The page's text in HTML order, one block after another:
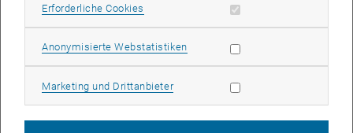
Laufzeit: 05/2025 - 09/2025
Auftraggeber: Traffic-visions s.r.o.
2024
Erforderliche Cookies Erforderliche Cookies zulassen
Anonymisierte WebstatistikenStatistik Cookies zulassen
Marketing und DrittanbieterMarketing Cookies zulassen